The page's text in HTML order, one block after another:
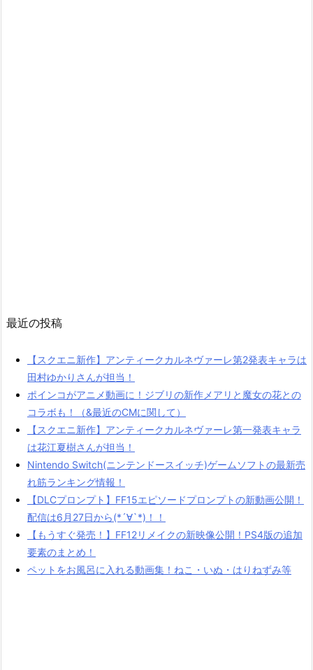
最近の投稿
【スクエニ新作】アンティークカルネヴァーレ第2発表キャラは
田村ゆかりさんが担当！
ポインコがアニメ動画に！ジブリの新作メアリと魔女の花との
コラボも！（&最近のCMに関して）
【スクエニ新作】アンティークカルネヴァーレ第一発表キャラ
は花江夏樹さんが担当！
Nintendo Switch(ニンテンドースイッチ)ゲームソフトの最新売
れ筋ランキング情報！
【DLCプロンプト】FF15エピソードプロンプトの新動画公開！
配信は6月27日から(*´∀`*)！！
【もうすぐ発売！】FF12リメイクの新映像公開！PS4版の追加
要素のまとめ！
ペットをお風呂に入れる動画集！ねこ・いぬ・はりねずみ等